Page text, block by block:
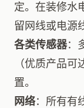
定。在装修水
留网线或电源
各类传感器：
（优质产品
置。
网络：所有有